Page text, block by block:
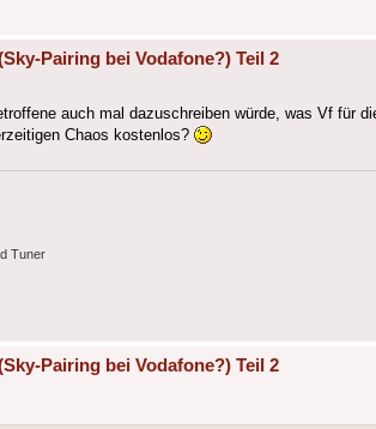
Pairing bei Vodafone?) Teil 2
auch mal dazuschreiben würde, was Vf für
Chaos kostenlos?
Tuner
Pairing bei Vodafone?) Teil 2